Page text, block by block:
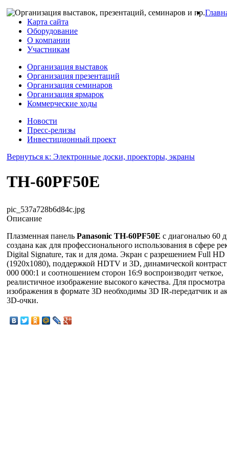
Карта сайта
Оборудование
О компании
Участникам
Организация выставок
Организация презентаций
Организация семинаров
Организация ярмарок
Коммерческие ходы
Новости
Пресс-релизы
Инвестиционный проект
Вернуться к: Электронные доски, проекторы, экраны
TH-60PF50E
pic_537a728b6d84c.jpg
Описание
Плазменная панель Panasonic TH-60PF50E с диагональю 60
создана как для профессионального использования в сфере
Digital Signature, так и для дома. Экран с разрешением Full HD
(1920x1080), поддержкой HDTV и 3D, динамической
000 000:1 и соотношением сторон 16:9 воспроизводит четкое,
реалистичное изображение высокого качества. Для просмотра
изображения в формате 3D необходимы 3D IR-передатчик и
3D-очки.